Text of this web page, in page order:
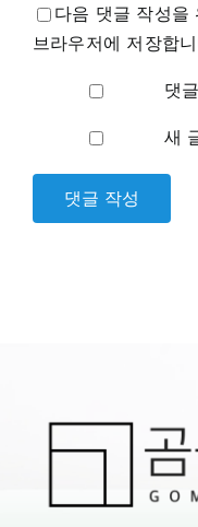
다음 댓글 작성을
브라우저에 저장합
댓
새